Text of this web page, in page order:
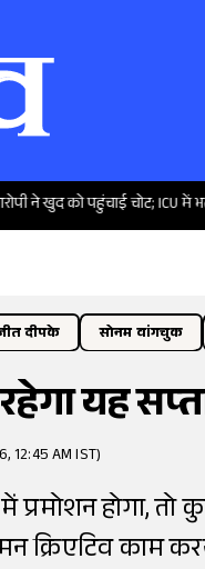
चोट; ICU में भर्ती
दीपके सोनम वांगचुक
यह
12:45 AM IST)
होगा, तो
क्रिएटिव काम